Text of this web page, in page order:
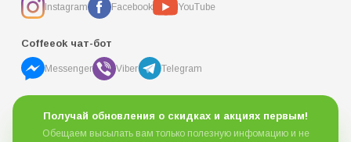
Instagram Facebook YouTube
Coffeeok чат-бот
Messenger Viber Telegram
Получай обновления о скидках и акциях первым!
Обещаем высылать вам только полезную инфомацию и не